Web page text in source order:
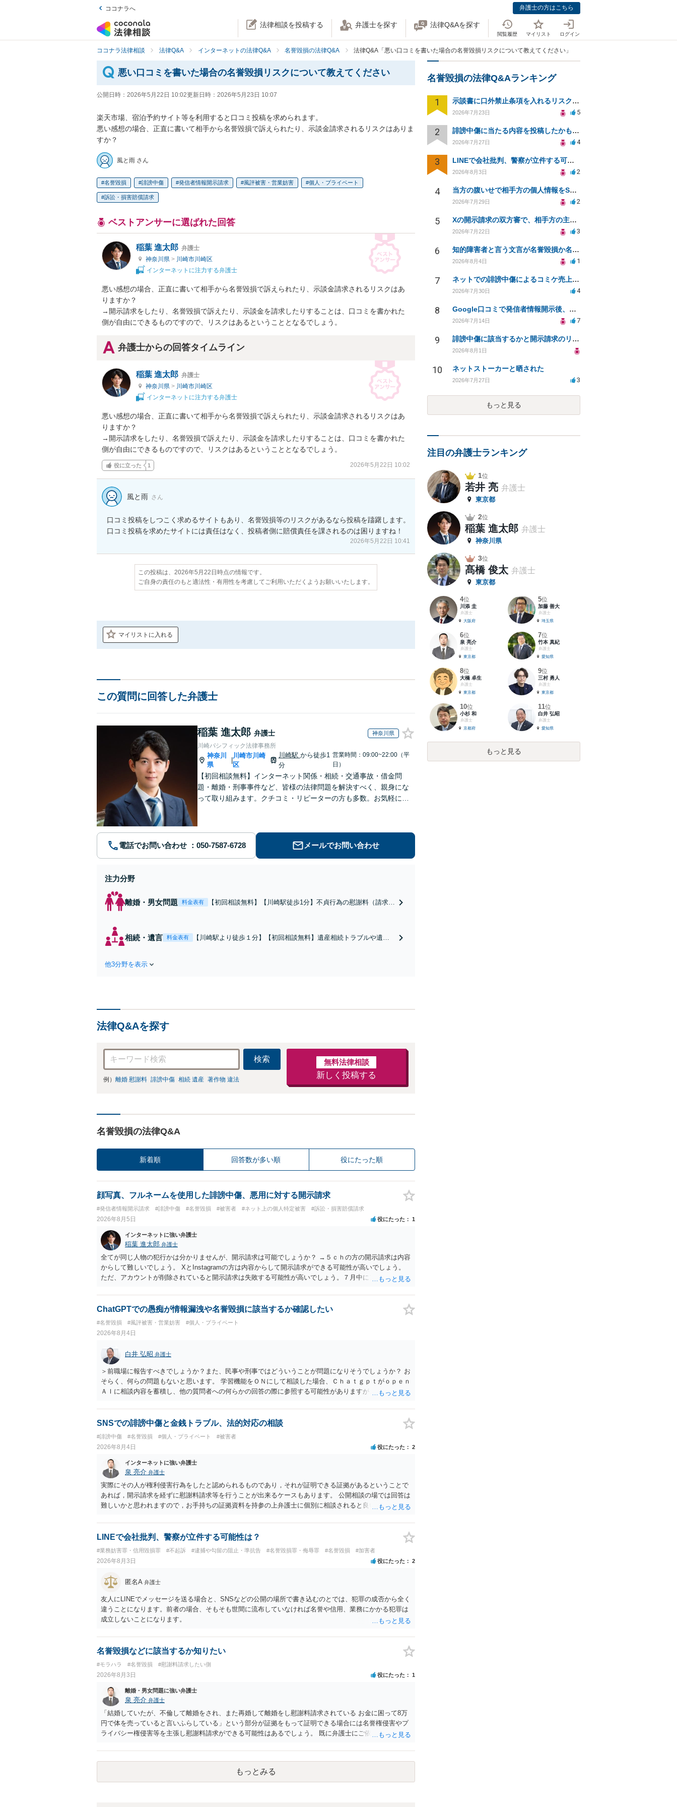
ココナラへ 弁護士の方はこちら
法律相談を投稿する 弁護士を探す 法律Q&Aを探す
閲覧履歴 マイリスト ログイン
ココナラ法律相談 法律Q&A インターネットの法律Q&A 名誉毀損の法律Q&A 法律Q&A「悪い口コミを書いた場合の名誉毀損リスクについて教えてください」
悪い口コミを書いた場合の名誉毀損リスクについて教えてください
公開日時： 2026年5月22日 10:02更新日時： 2026年5月23日 10:07
楽天市場、宿泊予約サイト等を利用すると口コミ投稿を求められます。
悪い感想の場合、正直に書いて相手から名誉毀損で訴えられたり、示談金請求されるリスクはありま
すか？
風と雨 さん
名誉毀損 誹謗中傷 発信者情報開示請求 風評被害・営業妨害 個人・プライベート
訴訟・損害賠償請求
ベストアンサーに選ばれた回答
稲葉 進太郎 弁護士
神奈川県 > 川崎市川崎区
インターネットに注力する弁護士
悪い感想の場合、正直に書いて相手から名誉毀損で訴えられたり、示談金請求されるリスクはあ
りますか？
→開示請求をしたり、名誉毀損で訴えたり、示談金を請求したりすることは、口コミを書かれた
側が自由にできるものですので、リスクはあるということとなるでしょう。
弁護士からの回答タイムライン
稲葉 進太郎 弁護士
神奈川県 > 川崎市川崎区
インターネットに注力する弁護士
悪い感想の場合、正直に書いて相手から名誉毀損で訴えられたり、示談金請求されるリスクはあ
りますか？
→開示請求をしたり、名誉毀損で訴えたり、示談金を請求したりすることは、口コミを書かれた
側が自由にできるものですので、リスクはあるということとなるでしょう。
役に立った 1 2026年5月22日 10:02
風と雨 さん
口コミ投稿をしつこく求めるサイトもあり、名誉毀損等のリスクがあるなら投稿を躊躇します。
口コミ投稿を求めたサイトには責任はなく、投稿者側に賠償責任を課されるのは困りますね！
2026年5月22日 10:41
この投稿は、2026年5月22日時点の情報です。
ご自身の責任のもと適法性・有用性を考慮してご利用いただくようお願いいたします。
マイリストに入れる
この質問に回答した弁護士
稲葉 進太郎 弁護士 神奈川県
川崎パシフィック法律事務所
神奈川
県
川崎市川崎
区
川崎駅 から徒歩1
分
営業時間：09:00~22:00（平
日）
【初回相談無料】インターネット関係・相続・交通事故・借金問
題・離婚・刑事事件など、皆様の法律問題を解決すべく、親身にな
って取り組みます。クチコミ・リピーターの方も多数。お気軽にお
電話でお問い合わせ メールでお問い合わせ
注力分野
離婚・男女問題 料金表有
【初回相談無料】【川崎駅徒歩1分】不貞行為の慰謝料（請求さ
ます。
相続・遺言 料金表有
【川崎駅より徒歩１分】【初回相談無料】遺産相続トラブルや遺言
他3分野を表示
法律Q&Aを探す
検索
例） 離婚 慰謝料 誹謗中傷 相続 遺産 著作物 違法
無料法律相談
新しく投稿する
名誉毀損の法律Q&A
新着順 回答数が多い順 役にたった順
顔写真、フルネームを使用した誹謗中傷、悪用に対する開示請求
#発信者情報開示請求 #誹謗中傷 #名誉毀損 #被害者 #ネット上の個人特定被害 #訴訟・損害賠償請求
2026年8月5日 役にたった 1
インターネットに強い弁護士
稲葉 進太郎 弁護士
全てが同じ人物の犯行かは分かりませんが、開示請求は可能でしょうか？ →５ｃｈの方の開示請求は内容
からして難しいでしょう。 XとInstagramの方は内容からして開示請求ができる可能性が高いでしょう。
ただ、アカウントが削除されていると開示請求は失敗する可能性が高いでしょう。７月中にアカウントが
相手に全ての弁護士費用を負担させることは可能でしょうか？ →訴訟外の交渉で相手方が認めれば負担さ
せることができるでしょう。訴訟で判決となった場合は、実際の弁護士費用が認められる場合と認められ
ChatGPTでの愚痴が情報漏洩や名誉毀損に該当するか確認したい
#名誉毀損 #風評被害・営業妨害 #個人・プライベート
2026年8月4日
白井 弘昭 弁護士
＞前職場に報告すべきでしょうか？また、民事や刑事ではどういうことが問題になりそうでしょうか？ お
そらく、何らの問題もないと思います。 学習機能をＯＮにして相談した場合、Ｃｈａｔｇｐｔがｏｐｅｎ
ＡＩに相談内容を蓄積し、他の質問者への何らかの回答の際に参照する可能性がありますが、個人名や会
ので、その情報自体が、秘密情報に当たるとは思えませんし、名誉棄損として、個人や会社に対する誹謗
中傷の不特定多数への公開に当たるとも思われません。 もちろん、誰がその内容をｃｈａｔｇｐｔに入力
して書き込んだとしても）、相談者さんが刑事民事の責任に問われることはないでしょう。 私見ながらご
参考まで。
SNSでの誹謗中傷と金銭トラブル、法的対応の相談
#誹謗中傷 #名誉毀損 #個人・プライベート #被害者
2026年8月4日 役にたった 2
インターネットに強い弁護士
泉 亮介 弁護士
実際にその人が権利侵害行為をしたと認められるものであり，それが証明できる証拠があるということで
あれば，開示請求を経ずに慰謝料請求等を行うことが出来るケースもあります。 公開相談の場では回答は
難しいかと思われますので，お手持ちの証拠資料を持参の上弁護士に個別に相談されると良いでしょう。
LINEで会社批判、警察が立件する可能性は？
#業務妨害罪・信用毀損罪 #不起訴 #逮捕や勾留の阻止・準抗告 #名誉毀損罪・侮辱罪 #名誉毀損 #加害者
2026年8月3日 役にたった 2
匿名A 弁護士
友人にLINEでメッセージを送る場合と、SNSなどの公開の場所で書き込むのとでは、犯罪の成否から全く
違うことになります。前者の場合、そもそも世間に流布していなければ名誉や信用、業務にかかる犯罪は
成立しないことになります。
名誉毀損などに該当するか知りたい
#モラハラ #名誉毀損 #慰謝料請求したい側
2026年8月3日 役にたった 1
離婚・男女問題に強い弁護士
泉 亮介 弁護士
「結婚していたが、不倫して離婚をされ、また再婚して離婚をし慰謝料請求されている お金に困って8万
円で体を売っていると言いふらしている」という部分が証拠をもって証明できる場合には名誉権侵害やプ
ライバシー権侵害等を主張し慰謝料請求ができる可能性はあるでしょう。 既に弁護士にご依頼されている
う。
もっとみる
名誉毀損の法律Q&Aランキング
1 示談書に口外禁止条項を入れるリスクはありますか？
2026年7月23日 5
2 誹謗中傷に当たる内容を投稿したかもしれない。開示請求や民事刑事裁判に発展しうるのか教えて欲しい。
2026年7月27日 4
3 LINEで会社批判、警察が立件する可能性は？
2026年8月3日 2
4 当方の腹いせで相手方の個人情報をSNSで晒してしまい名誉毀損させてしまったかもしれない
2026年7月29日 2
5 Xの開示請求の双方審で、相手方の主張が口頭ばかりで把握しきれません
2026年7月22日 3
6 知的障害者と言う文言が名誉毀損か名誉感情の侵害になるか教えてほしい。
2026年8月4日 1
7 ネットでの誹謗中傷によるコミケ売上減少、損害賠償は可能か？
2026年7月30日 4
8 Google口コミで発信者情報開示後、損害賠償請求を受けています。示談について相談です。
2026年7月14日 7
9 誹謗中傷に該当するかと開示請求のリスクを知りたい
2026年8月1日
10 ネットストーカーと晒された
2026年7月27日 3
もっと見る
注目の弁護士ランキング
1位
若井 亮 弁護士
東京都
2位
稲葉 進太郎 弁護士
神奈川県
3位
髙橋 俊太 弁護士
東京都
4位
川添 圭
弁護士
大阪府
5位
加藤 善大
弁護士
埼玉県
6位
泉 亮介
弁護士
東京都
7位
竹本 真紀
弁護士
愛知県
8位
大橋 卓生
弁護士
東京都
9位
三村 勇人
弁護士
東京都
10位
小杉 和
弁護士
京都府
11位
白井 弘昭
弁護士
愛知県
もっと見る